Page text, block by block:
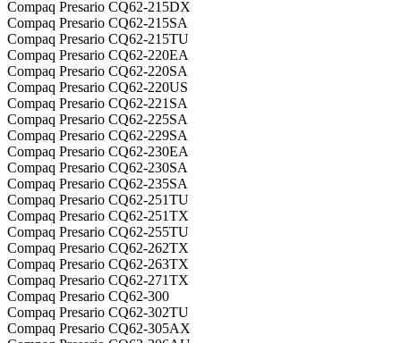
Compaq Presario CQ62-215DX
Compaq Presario CQ62-215SA
Compaq Presario CQ62-215TU
Compaq Presario CQ62-220EA
Compaq Presario CQ62-220SA
Compaq Presario CQ62-220US
Compaq Presario CQ62-221SA
Compaq Presario CQ62-225SA
Compaq Presario CQ62-229SA
Compaq Presario CQ62-230EA
Compaq Presario CQ62-230SA
Compaq Presario CQ62-235SA
Compaq Presario CQ62-251TU
Compaq Presario CQ62-251TX
Compaq Presario CQ62-255TU
Compaq Presario CQ62-262TX
Compaq Presario CQ62-263TX
Compaq Presario CQ62-271TX
Compaq Presario CQ62-300
Compaq Presario CQ62-302TU
Compaq Presario CQ62-305AX